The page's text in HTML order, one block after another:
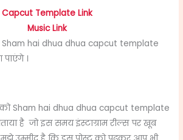
Capcut Template Link
Music Link
hai dhua dhua capcut template
पाएंगे ।
Sham hai dhua dhua capcut template
है जो इस समय इंस्टाग्राम रील्स पर खूब